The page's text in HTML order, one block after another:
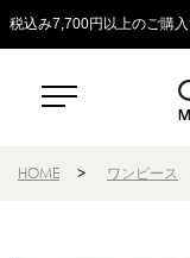
税込み7,700円以上のご購
HOME > ワンピース